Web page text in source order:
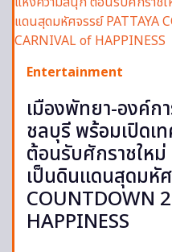
Entertainment
เมืองพัทยา-องค์ก
ชลบุรี พร้อมเปิดเ
ต้อนรับศักราชให
เป็นดินแดนสุดมหั
COUNTDOWN
HAPPINESS